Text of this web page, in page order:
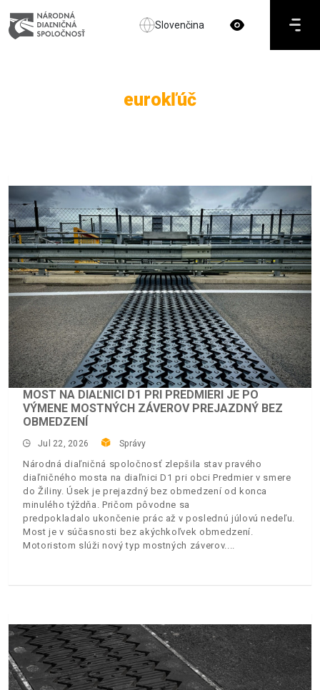
Slovenčina
eurokľúč
MOST NA DIAĽNICI D1 PRI PREDMIERI JE PO
VÝMENE MOSTNÝCH ZÁVEROV PREJAZDNÝ BEZ
OBMEDZENÍ
Jul 22, 2026 Správy
Národná diaľničná spoločnosť zlepšila stav pravého
diaľničného mosta na diaľnici D1 pri obci Predmier v smere
do Žiliny. Úsek je prejazdný bez obmedzení od konca
minulého týždňa. Pričom pôvodne sa
predpokladalo ukončenie prác až v poslednú júlovú nedeľu.
Most je v súčasnosti bez akýchkoľvek obmedzení.
Motoristom slúži nový typ mostných záverov.